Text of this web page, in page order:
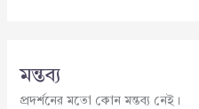
মন্তব্য
প্রদর্শনের মতো কোন মন্তব্য নেই।